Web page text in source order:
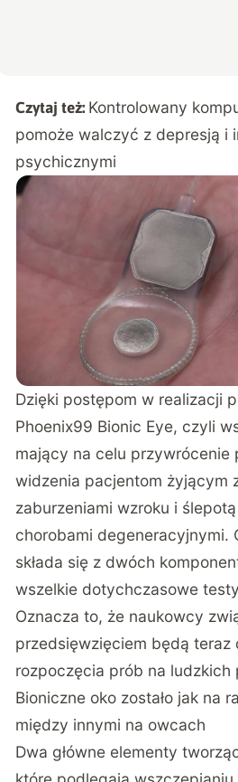
Czytaj też: Kontrolowany
pomoże walczyć z depresją i
psychicznymi
Dzięki postępom w realizacji
Phoenix99 Bionic Eye, czyli
mający na celu przywrócenie
widzenia pacjentom żyjącym
zaburzeniami wzroku i ślepotą
chorobami degeneracyjnymi.
składa się z dwóch
wszelkie dotychczasowe
Oznacza to, że naukowcy
przedsięwzięciem będą teraz
rozpoczęcia prób na ludzkich
Bioniczne oko zostało jak na
między innymi na owcach
Dwa główne elementy